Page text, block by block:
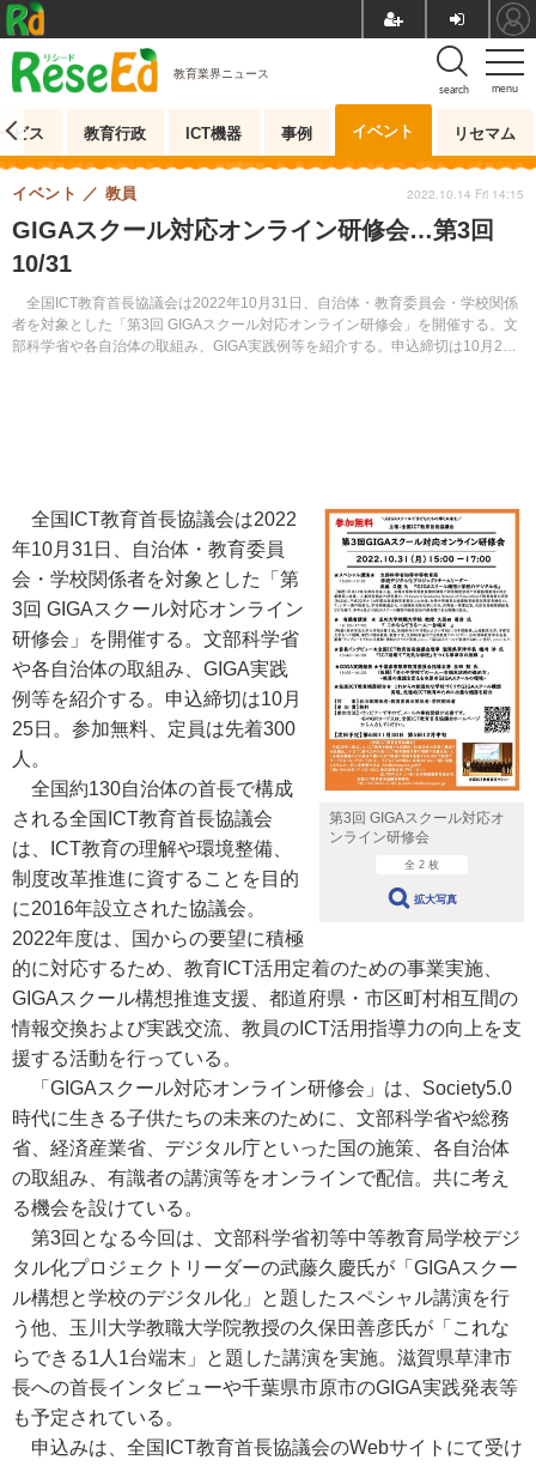
menu
search
教育業界ニュース
ビス 教育行政 ICT機器 事例 イベント リセマム
GIGAスクール対応オンライン研修会…第3回
10/31
全国ICT教育首長協議会は2022年10月31日、自治体・教育委員会・学校関係
者を対象とした「第3回 GIGAスクール対応オンライン研修会」を開催する。文
部科学省や各自治体の取組み、GIGA実践例等を紹介する。申込締切は10月25
イベント 教員 2022.10.14 Fri 14:15
第3回 GIGAスクール対応オ
ンライン研修会
全 2 枚
拡大写真
全国ICT教育首長協議会は2022
年10月31日、自治体・教育委員
会・学校関係者を対象とした「第
3回 GIGAスクール対応オンライン
研修会」を開催する。文部科学省
や各自治体の取組み、GIGA実践
例等を紹介する。申込締切は10月
25日。参加無料、定員は先着300
人。
全国約130自治体の首長で構成
される全国ICT教育首長協議会
は、ICT教育の理解や環境整備、
制度改革推進に資することを目的
に2016年設立された協議会。
2022年度は、国からの要望に積極
的に対応するため、教育ICT活用定着のための事業実施、
GIGAスクール構想推進支援、都道府県・市区町村相互間の
情報交換および実践交流、教員のICT活用指導力の向上を支
援する活動を行っている。
「GIGAスクール対応オンライン研修会」は、Society5.0
時代に生きる子供たちの未来のために、文部科学省や総務
省、経済産業省、デジタル庁といった国の施策、各自治体
の取組み、有識者の講演等をオンラインで配信。共に考え
る機会を設けている。
第3回となる今回は、文部科学省初等中等教育局学校デジ
タル化プロジェクトリーダーの武藤久慶氏が「GIGAスクー
ル構想と学校のデジタル化」と題したスペシャル講演を行
う他、玉川大学教職大学院教授の久保田善彦氏が「これな
らできる1人1台端末」と題した講演を実施。滋賀県草津市
長への首長インタビューや千葉県市原市のGIGA実践発表等
も予定されている。
申込みは、全国ICT教育首長協議会のWebサイトにて受け